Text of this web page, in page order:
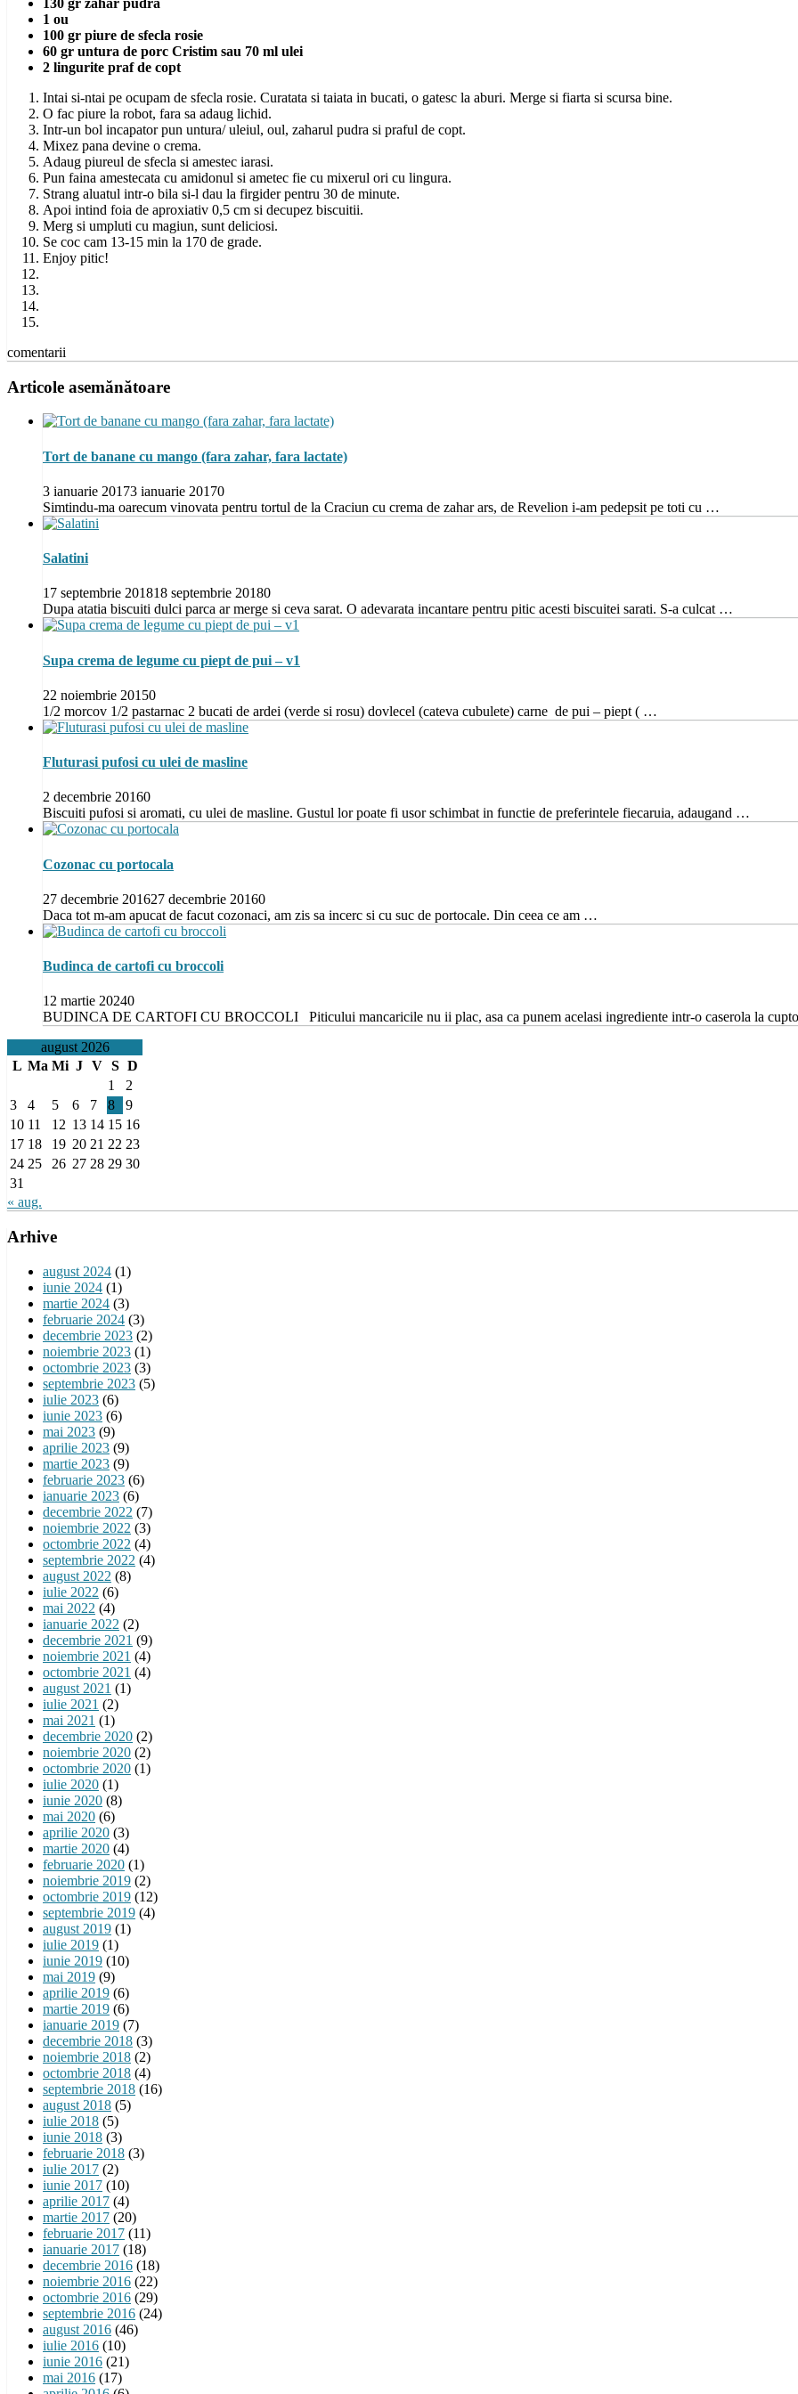
1 ou
100 gr piure de sfecla rosie
60 gr untura de porc Cristim sau 70 ml ulei
2 lingurite praf de copt
Intai si-ntai pe ocupam de sfecla rosie. Curatata si taiata in bucati, o gatesc la aburi. Merge si fiarta si scursa bine.
O fac piure la robot, fara sa adaug lichid.
Intr-un bol incapator pun untura/ uleiul, oul, zaharul pudra si praful de copt.
Mixez pana devine o crema.
Adaug piureul de sfecla si amestec iarasi.
Pun faina amestecata cu amidonul si ametec fie cu mixerul ori cu lingura.
Strang aluatul intr-o bila si-l dau la firgider pentru 30 de minute.
Apoi intind foia de aproxiativ 0,5 cm si decupez biscuitii.
Merg si umpluti cu magiun, sunt deliciosi.
Se coc cam 13-15 min la 170 de grade.
Enjoy pitic!
comentarii
Articole asemănătoare
Tort de banane cu mango (fara zahar, fara lactate)
3 ianuarie 20173 ianuarie 20170
Simtindu-ma oarecum vinovata pentru tortul de la Craciun cu crema de zahar ars, de Revelion i-am pedepsit pe toti cu …
Salatini
17 septembrie 201818 septembrie 20180
Dupa atatia biscuiti dulci parca ar merge si ceva sarat. O adevarata incantare pentru pitic acesti biscuitei sarati. S-a culcat …
Supa crema de legume cu piept de pui – v1
22 noiembrie 20150
1/2 morcov 1/2 pastarnac 2 bucati de ardei (verde si rosu) dovlecel (cateva cubulete) carne de pui – piept ( …
Fluturasi pufosi cu ulei de masline
2 decembrie 20160
Biscuiti pufosi si aromati, cu ulei de masline. Gustul lor poate fi usor schimbat in functie de preferintele fiecaruia, adaugand …
Cozonac cu portocala
27 decembrie 201627 decembrie 20160
Daca tot m-am apucat de facut cozonaci, am zis sa incerc si cu suc de portocale. Din ceea ce am …
Budinca de cartofi cu broccoli
12 martie 20240
BUDINCA DE CARTOFI CU BROCCOLI Piticului mancaricile nu ii plac, asa ca punem acelasi ingrediente intr-o caserola la
august 2026
L Ma Mi J V S D
1
2
3
4 5 6 7 8
9
10 11 12 13 14 15 16
17 18 19 20 21 22 23
24 25 26 27 28 29 30
31
« aug.
Arhive
august 2024 (1)
iunie 2024 (1)
martie 2024 (3)
februarie 2024 (3)
decembrie 2023 (2)
noiembrie 2023 (1)
octombrie 2023 (3)
septembrie 2023 (5)
iulie 2023 (6)
iunie 2023 (6)
mai 2023 (9)
aprilie 2023 (9)
martie 2023 (9)
februarie 2023 (6)
ianuarie 2023 (6)
decembrie 2022 (7)
noiembrie 2022 (3)
octombrie 2022 (4)
septembrie 2022 (4)
august 2022 (8)
iulie 2022 (6)
mai 2022 (4)
ianuarie 2022 (2)
decembrie 2021 (9)
noiembrie 2021 (4)
octombrie 2021 (4)
august 2021 (1)
iulie 2021 (2)
mai 2021 (1)
decembrie 2020 (2)
noiembrie 2020 (2)
octombrie 2020 (1)
iulie 2020 (1)
iunie 2020 (8)
mai 2020 (6)
aprilie 2020 (3)
martie 2020 (4)
februarie 2020 (1)
noiembrie 2019 (2)
octombrie 2019 (12)
septembrie 2019 (4)
august 2019 (1)
iulie 2019 (1)
iunie 2019 (10)
mai 2019 (9)
aprilie 2019 (6)
martie 2019 (6)
ianuarie 2019 (7)
decembrie 2018 (3)
noiembrie 2018 (2)
octombrie 2018 (4)
septembrie 2018 (16)
august 2018 (5)
iulie 2018 (5)
iunie 2018 (3)
februarie 2018 (3)
iulie 2017 (2)
iunie 2017 (10)
aprilie 2017 (4)
martie 2017 (20)
februarie 2017 (11)
ianuarie 2017 (18)
decembrie 2016 (18)
noiembrie 2016 (22)
octombrie 2016 (29)
septembrie 2016 (24)
august 2016 (46)
iulie 2016 (10)
iunie 2016 (21)
mai 2016 (17)